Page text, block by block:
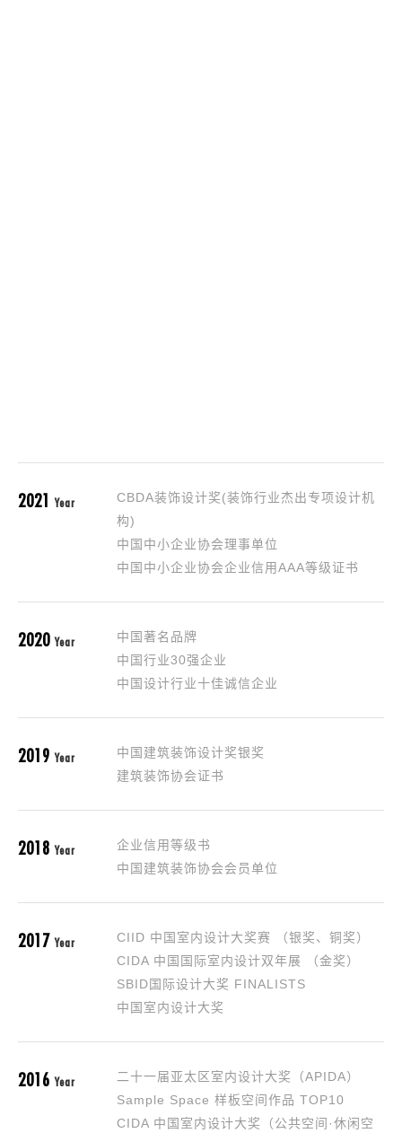
2021 Year
CBDA装饰设计奖(装饰行业杰出专项设计机
构)
中国中小企业协会理事单位
中国中小企业协会企业信用AAA等级证书
2020 Year
中国著名品牌
中国行业30强企业
中国设计行业十佳诚信企业
2019 Year
中国建筑装饰设计奖银奖
建筑装饰协会证书
2018 Year
企业信用等级书
中国建筑装饰协会会员单位
2017 Year
CIID 中国室内设计大奖赛 （银奖、铜奖）
CIDA 中国国际室内设计双年展 （金奖）
SBID国际设计大奖 FINALISTS
中国室内设计大奖
2016 Year
二十一届亚太区室内设计大奖（APIDA）
Sample Space 样板空间作品 TOP10
CIDA 中国室内设计大奖（公共空间·休闲空